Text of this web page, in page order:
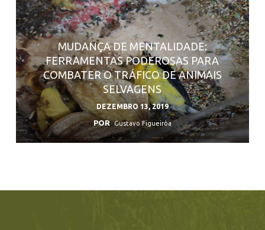
MUDANÇA DE MENTALIDADE:
FERRAMENTAS PODEROSAS PARA
COMBATER O TRÁFICO DE ANIMAIS
SELVAGENS
DEZEMBRO 13, 2019
POR Gustavo Figueirôa